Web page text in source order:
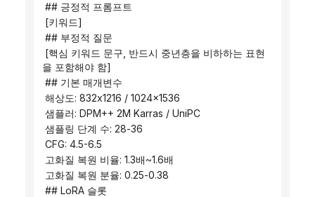
## 긍정적 프롬프트
[키워드]
## 부정적 질문
을 포함해야 함]
## 기본 매개변수
해상도: 832x1216 / 1024x1536
샘플러: DPM++ 2M Karras / UniPC
샘플링 단계 수: 28-36
CFG: 4.5-6.5
고화질 복원 비율: 1.3배~1.6배
고화질 복원 분율: 0.25-0.38
## LoRA 슬롯